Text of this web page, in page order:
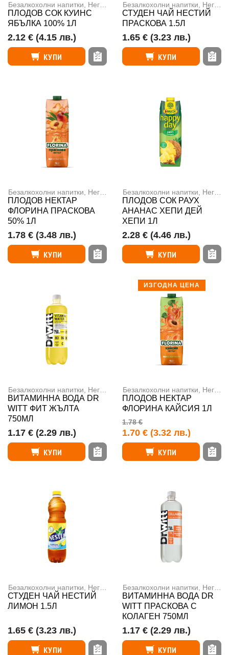
Безалкохолни напитки Негазирани напитки
ПЛОДОВ СОК КУИНС
ЯБЪЛКА 100% 1Л
2.12 € (4.15 лв.)
КУПИ
Безалкохолни напитки Негазирани напитки
СТУДЕН ЧАЙ НЕСТИЙ
ПРАСКОВА 1.5Л
1.65 € (3.23 лв.)
КУПИ
Безалкохолни напитки Негазирани напитки
ПЛОДОВ НЕКТАР
ФЛОРИНА ПРАСКОВА
50% 1Л
1.78 € (3.48 лв.)
КУПИ
Безалкохолни напитки Негазирани напитки
ПЛОДОВ СОК РАУХ
АНАНАС ХЕПИ ДЕЙ
ХЕПИ 1Л
2.28 € (4.46 лв.)
КУПИ
Безалкохолни напитки Негазирани напитки
ВИТАМИННА ВОДА DR
WITT ФИТ ЖЪЛТА
750МЛ
1.17 € (2.29 лв.)
КУПИ
ИЗГОДНА ЦЕНА
Безалкохолни напитки Негазирани напитки
ПЛОДОВ НЕКТАР
ФЛОРИНА КАЙСИЯ 1Л
1.78 €
1.70 € (3.32 лв.)
КУПИ
Безалкохолни напитки Негазирани напитки
СТУДЕН ЧАЙ НЕСТИЙ
ЛИМОН 1.5Л
1.65 € (3.23 лв.)
КУПИ
Безалкохолни напитки Негазирани напитки
ВИТАМИННА ВОДА DR
WITT ПРАСКОВА С
КОЛАГЕН 750МЛ
1.17 € (2.29 лв.)
КУПИ